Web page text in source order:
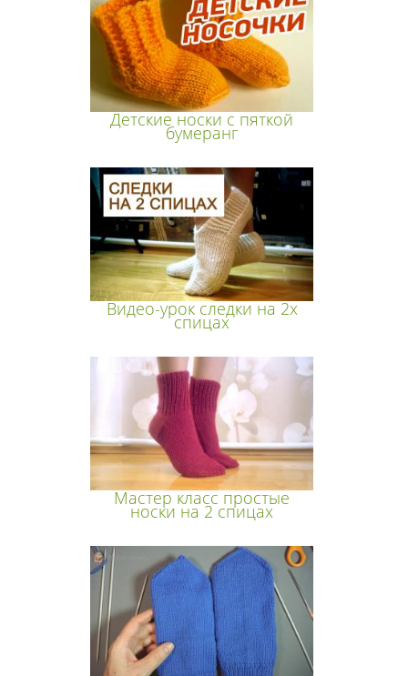
Детские носки с пяткой
бумеранг
Видео-урок следки на 2х
спицах
Мастер класс простые
носки на 2 спицах